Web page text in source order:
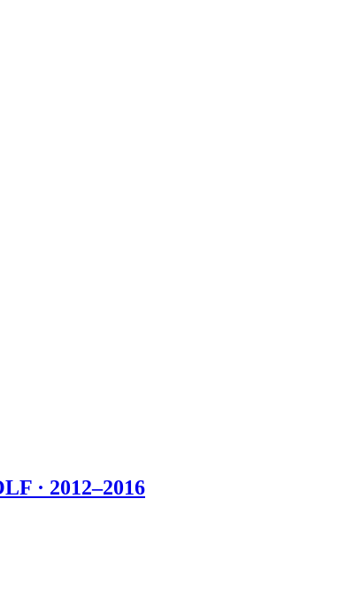
· 2012–2016